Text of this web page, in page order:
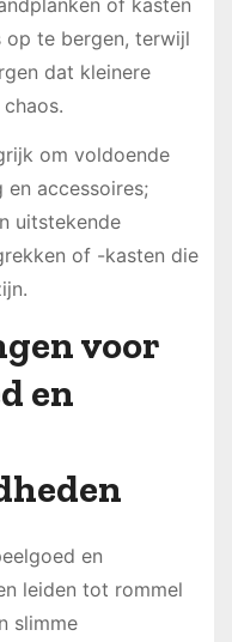
of kasten
op te bergen, terwijl
dat kleinere
om voldoende
accessoires;
uitstekende
of -kasten die
voor
en
en
leiden tot rommel
slimme